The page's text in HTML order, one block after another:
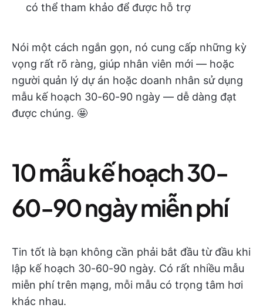
có thể tham khảo để được hỗ trợ
Nói một cách ngắn gọn, nó cung cấp những kỳ
vọng rất rõ ràng, giúp nhân viên mới — hoặc
người quản lý dự án hoặc doanh nhân sử dụng
mẫu kế hoạch 30-60-90 ngày — dễ dàng đạt
được chúng. 🤩
10 mẫu kế hoạch 30-
60-90 ngày miễn phí
Tin tốt là bạn không cần phải bắt đầu từ đầu khi
lập kế hoạch 30-60-90 ngày. Có rất nhiều mẫu
miễn phí trên mạng, mỗi mẫu có trọng tâm hơi
khác nhau.